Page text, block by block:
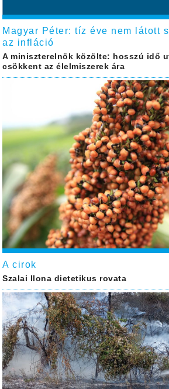
Magyar Péter: tíz éve nem látott
az infláció
A miniszterelnök közölte: hosszú idő
csökkent az élelmiszerek ára
A cirok
Szalai Ilona dietetikus rovata